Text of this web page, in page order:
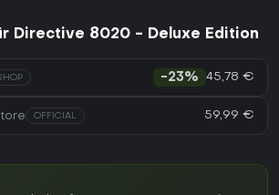
Directive 8020 - Deluxe Edition
-23% 45,78 €
OFFICIAL 59,99 €